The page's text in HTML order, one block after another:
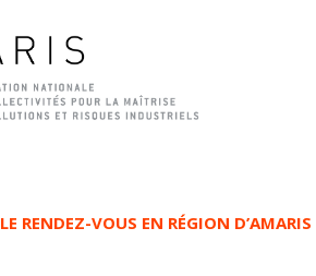
LE RENDEZ-VOUS EN RÉGION